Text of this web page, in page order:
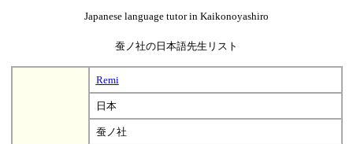
Japanese language tutor in Kaikonoyashiro
蚕ノ社の日本語先生リスト
Remi
日本
蚕ノ社